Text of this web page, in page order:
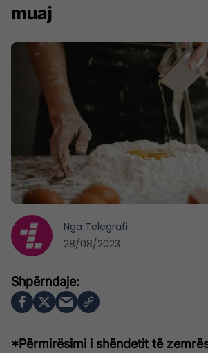
muaj
*Përmirësimi i shëndetit të
Nga Telegrafi
28/08/2023